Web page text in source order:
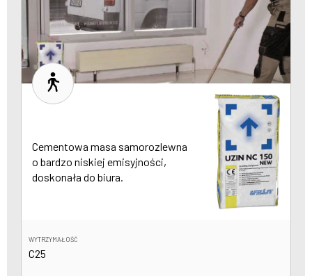
Cementowa masa samorozlewna
o bardzo niskiej emisyjności,
doskonała do biura.
WYTRZYMAŁOŚĆ
C25